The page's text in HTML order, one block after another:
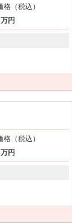
格（税込）
万円
格（税込）
万円